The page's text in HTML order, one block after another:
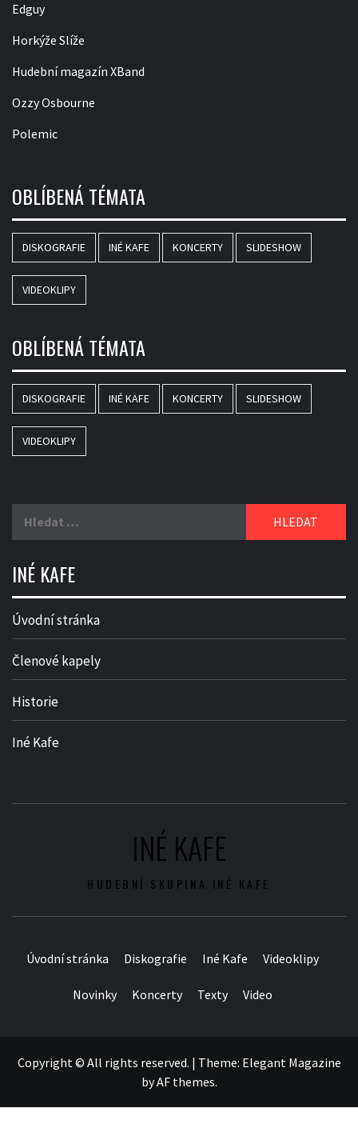
Edguy
Horkýže Slíže
Hudební magazín XBand
Ozzy Osbourne
Polemic
OBLÍBENÁ TÉMATA
DISKOGRAFIE INÉ KAFE KONCERTY SLIDESHOW
VIDEOKLIPY
OBLÍBENÁ TÉMATA
DISKOGRAFIE INÉ KAFE KONCERTY SLIDESHOW
VIDEOKLIPY
INÉ KAFE
Úvodní stránka
Členové kapely
Historie
Iné Kafe
INÉ KAFE
HUDEBNÍ SKUPINA INÉ KAFE
Úvodní stránka Diskografie Iné Kafe Videoklipy
Novinky Koncerty Texty Video
Copyright © All rights reserved. | Theme: Elegant Magazine
byAF themes.